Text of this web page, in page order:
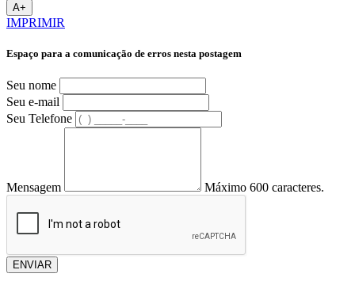
A+
IMPRIMIR
Espaço para a comunicação de erros nesta postagem
Seu nome
Seu e-mail
Seu Telefone
Mensagem Máximo 600 caracteres.
ENVIAR